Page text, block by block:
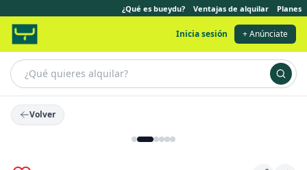
¿Qué es bueydu? Ventajas de alquilar Planes
Inicia sesión + Anúnciate
Volver